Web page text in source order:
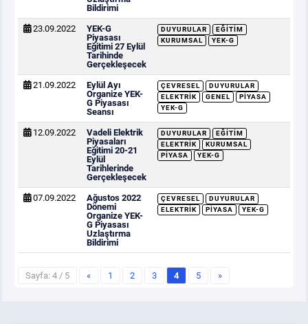
Bildirimi
23.09.2022
YEK-G
Piyasası
Eğitimi 27 Eylül
Tarihinde
Gerçekleşecek
DUYURULAR
EĞITIM
KURUMSAL
YEK-G
21.09.2022
Eylül Ayı
Organize YEK-
G Piyasası
Seansı
ÇEVRESEL
DUYURULAR
ELEKTRIK
GENEL
PIYASA
YEK-G
12.09.2022
Vadeli Elektrik
Piyasaları
Eğitimi 20-21
Eylül
Tarihlerinde
Gerçekleşecek
DUYURULAR
EĞITIM
ELEKTRIK
KURUMSAL
PIYASA
YEK-G
07.09.2022
Ağustos 2022
Dönemi
Organize YEK-
G Piyasası
Uzlaştırma
Bildirimi
ÇEVRESEL
DUYURULAR
ELEKTRIK
PIYASA YEK-G
Sayfa: 4 / 5 « 1 2 3 4 5 »